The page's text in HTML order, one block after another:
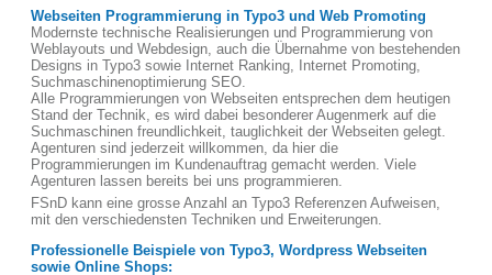
Webseiten Programmierung in Typo3 und Web Promoting
Modernste technische Realisierungen und Programmierung von
Weblayouts und Webdesign, auch die Übernahme von bestehenden
Designs in Typo3 sowie Internet Ranking, Internet Promoting,
Suchmaschinenoptimierung SEO.
Alle Programmierungen von Webseiten entsprechen dem heutigen
Stand der Technik, es wird dabei besonderer Augenmerk auf die
Suchmaschinen freundlichkeit, tauglichkeit der Webseiten gelegt.
Agenturen sind jederzeit willkommen, da hier die
Programmierungen im Kundenauftrag gemacht werden. Viele
Agenturen lassen bereits bei uns programmieren.
FSnD kann eine grosse Anzahl an Typo3 Referenzen Aufweisen,
mit den verschiedensten Techniken und Erweiterungen.
Professionelle Beispiele von Typo3, Wordpress Webseiten
sowie Online Shops: